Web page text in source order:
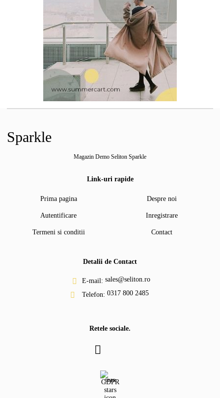
Sparkle
Magazin Demo Seliton Sparkle
Link-uri rapide
Prima pagina Despre noi
Autentificare Inregistrare
Termeni si conditii Contact
Detalii de Contact
E-mail: sales@seliton.ro
Telefon: 0317 800 2485
Retele sociale.
GDPR